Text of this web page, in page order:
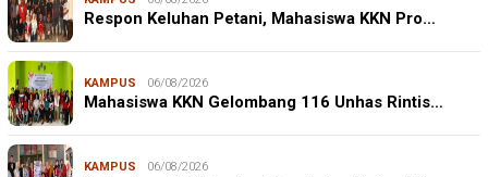
Respon Keluhan Petani, Mahasiswa KKN Pro…
KAMPUS 06/08/2026
Mahasiswa KKN Gelombang 116 Unhas Rintis…
KAMPUS 06/08/2026